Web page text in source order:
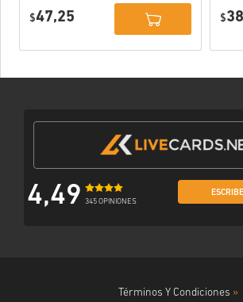
PC (STEAM)
$47,25
$
4,49 345 OPINIONES
Términos Y Condiciones »